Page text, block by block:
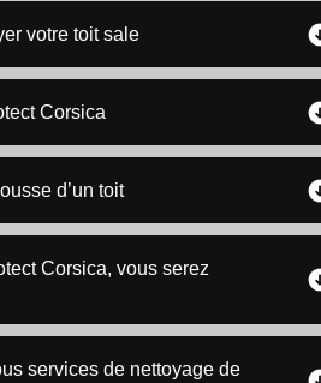
votre toit sale
Corsica
d’un toit
Corsica, vous serez
services de nettoyage de